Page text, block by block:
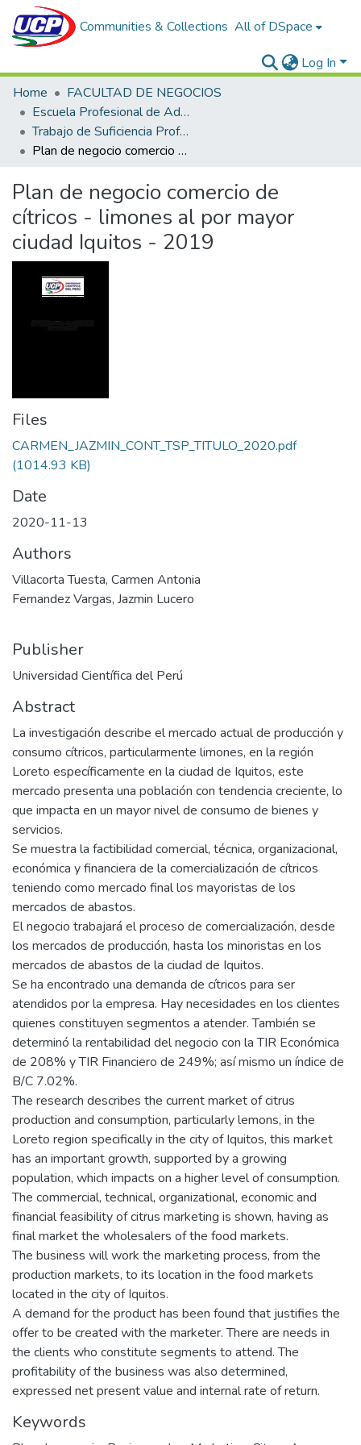
Communities & Collections All of DSpace
Log In
Home
FACULTAD DE NEGOCIOS
Escuela Profesional de Administración de Empresas
Trabajo de Suficiencia Profesional
Plan de negocio comercio de cítricos - limones al por mayor ciudad Iquitos - 2019
Plan de negocio comercio de
cítricos - limones al por mayor
ciudad Iquitos - 2019
Files
CARMEN_JAZMIN_CONT_TSP_TITULO_2020.pdf
(1014.93 KB)
Date
2020-11-13
Authors
Villacorta Tuesta, Carmen Antonia
Fernandez Vargas, Jazmin Lucero
Publisher
Universidad Científica del Perú
Abstract
La investigación describe el mercado actual de producción y
consumo cítricos, particularmente limones, en la región
Loreto específicamente en la ciudad de Iquitos, este
mercado presenta una población con tendencia creciente, lo
que impacta en un mayor nivel de consumo de bienes y
servicios.
Se muestra la factibilidad comercial, técnica, organizacional,
económica y financiera de la comercialización de cítricos
teniendo como mercado final los mayoristas de los
mercados de abastos.
El negocio trabajará el proceso de comercialización, desde
los mercados de producción, hasta los minoristas en los
mercados de abastos de la ciudad de Iquitos.
Se ha encontrado una demanda de cítricos para ser
atendidos por la empresa. Hay necesidades en los clientes
quienes constituyen segmentos a atender. También se
determinó la rentabilidad del negocio con la TIR Económica
de 208% y TIR Financiero de 249%; así mismo un índice de
B/C 7.02%.
The research describes the current market of citrus
production and consumption, particularly lemons, in the
Loreto region specifically in the city of Iquitos, this market
has an important growth, supported by a growing
population, which impacts on a higher level of consumption.
The commercial, technical, organizational, economic and
financial feasibility of citrus marketing is shown, having as
final market the wholesalers of the food markets.
The business will work the marketing process, from the
production markets, to its location in the food markets
located in the city of Iquitos.
A demand for the product has been found that justifies the
offer to be created with the marketer. There are needs in
the clients who constitute segments to attend. The
profitability of the business was also determined,
expressed net present value and internal rate of return.
Keywords